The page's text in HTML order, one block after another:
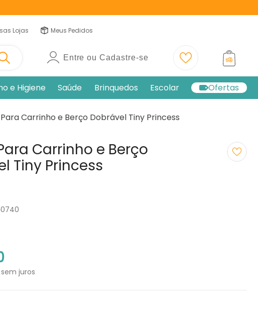
Lojas Meus Pedidos
Entre ou Cadastre-se
e Higiene Saúde Brinquedos Escolar Ofertas
Carrinho e Berço Dobrável Tiny Princess
Carrinho e Berço
Tiny Princess
sem juros